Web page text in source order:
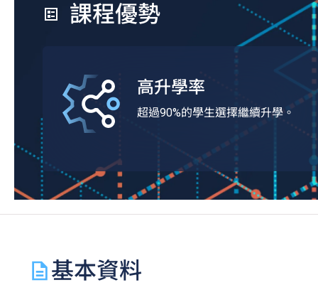
課程優勢
高升學率
超過90%的學生選擇繼續升學。
基本資料